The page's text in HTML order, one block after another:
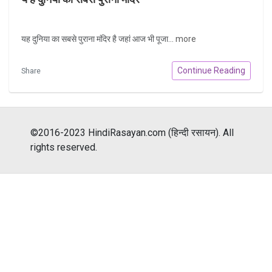
यह दुनिया का सबसे पुराना मंदिर है जहां आज भी पूजा... more
Share Continue Reading
©2016-2023 HindiRasayan.com (हिन्दी रसायन). All
rights reserved.